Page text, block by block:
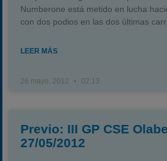
Numberone está metido en lucha
con dos podios en las dos últimas
LEER MÁS
26 mayo, 2012 02:13
Previo: III GP CSE
27/05/2012